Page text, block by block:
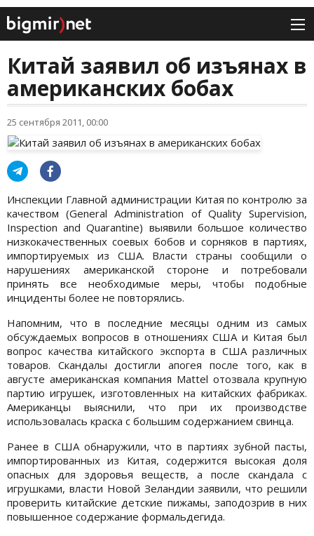
Китай заявил об изъянах в
американских бобах
25 сентября 2011, 00:00
Инспекции Главной администрации Китая по контролю за
качеством (General Administration of Quality Supervision,
Inspection and Quarantine) выявили большое количество
низкокачественных соевых бобов и сорняков в партиях,
импортируемых из США. Власти страны сообщили о
нарушениях американской стороне и потребовали
принять все необходимые меры, чтобы подобные
инциденты более не повторялись.
Напомним, что в последние месяцы одним из самых
обсуждаемых вопросов в отношениях США и Китая был
вопрос качества китайского экспорта в США различных
товаров. Скандалы достигли апогея после того, как в
августе американская компания Mattel отозвала крупную
партию игрушек, изготовленных на китайских фабриках.
Американцы выяснили, что при их производстве
использовалась краска с большим содержанием свинца.
Ранее в США обнаружили, что в партиях зубной пасты,
импортированных из Китая, содержится высокая доля
опасных для здоровья веществ, а после скандала с
игрушками, власти Новой Зеландии заявили, что решили
проверить китайские детские пижамы, заподозрив в них
повышенное содержание формальдегида.